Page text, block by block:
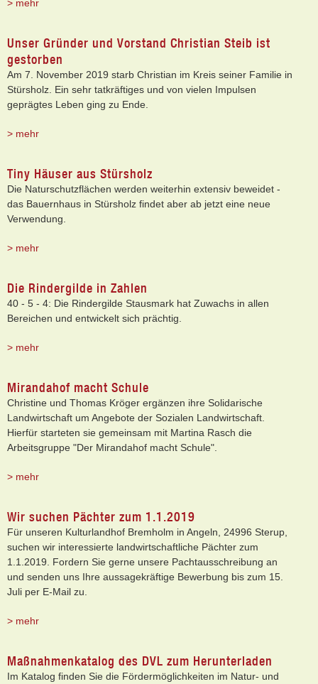
> mehr
Unser Gründer und Vorstand Christian Steib ist
gestorben
Am 7. November 2019 starb Christian im Kreis seiner Familie in
Stürsholz. Ein sehr tatkräftiges und von vielen Impulsen
geprägtes Leben ging zu Ende.
> mehr
Tiny Häuser aus Stürsholz
Die Naturschutzflächen werden weiterhin extensiv beweidet -
das Bauernhaus in Stürsholz findet aber ab jetzt eine neue
Verwendung.
> mehr
Die Rindergilde in Zahlen
40 - 5 - 4: Die Rindergilde Stausmark hat Zuwachs in allen
Bereichen und entwickelt sich prächtig.
> mehr
Mirandahof macht Schule
Christine und Thomas Kröger ergänzen ihre Solidarische
Landwirtschaft um Angebote der Sozialen Landwirtschaft.
Hierfür starteten sie gemeinsam mit Martina Rasch die
Arbeitsgruppe "Der Mirandahof macht Schule".
> mehr
Wir suchen Pächter zum 1.1.2019
Für unseren Kulturlandhof Bremholm in Angeln, 24996 Sterup,
suchen wir interessierte landwirtschaftliche Pächter zum
1.1.2019. Fordern Sie gerne unsere Pachtausschreibung an
und senden uns Ihre aussagekräftige Bewerbung bis zum 15.
Juli per E-Mail zu.
> mehr
Maßnahmenkatalog des DVL zum Herunterladen
Im Katalog finden Sie die Fördermöglichkeiten im Natur- und